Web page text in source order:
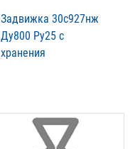
Задвижка 30с927нж
Ду800 Ру25 с
хранения